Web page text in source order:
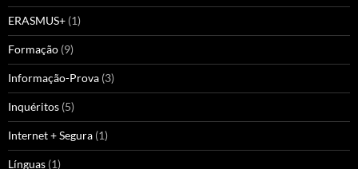
ERASMUS+ (1)
Formação (9)
Informação-Prova (3)
Inquéritos (5)
Internet + Segura (1)
Línguas (1)